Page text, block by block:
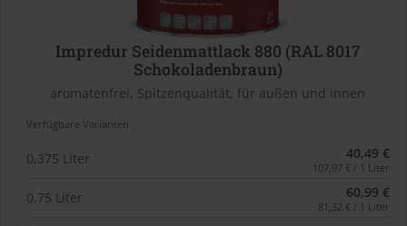
Impredur Seidenmattlack 880 (RAL 8017
Schokoladenbraun)
aromatenfrei, Spitzenqualität, für außen und innen
Verfügbare Varianten
0,375 Liter 40,49 €
107,97 € / 1 Liter
0,75 Liter 60,99 €
81,32 € / 1 Liter